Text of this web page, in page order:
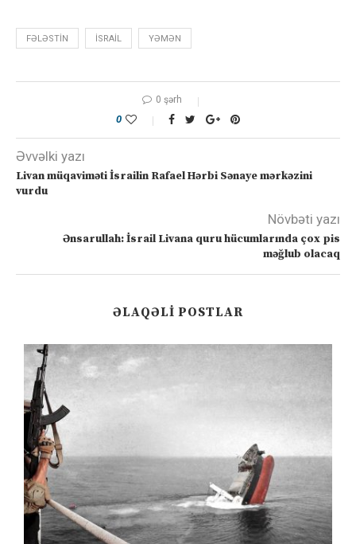
FƏLƏSTIN ISRAIL YƏMƏN
0 şərh
0
Əvvəlki yazı
Livan müqaviməti İsrailin Rafael Hərbi Sənaye mərkəzini
vurdu
Növbəti yazı
Ənsarullah: İsrail Livana quru hücumlarında çox pis
məğlub olacaq
ƏLAQƏLI POSTLAR